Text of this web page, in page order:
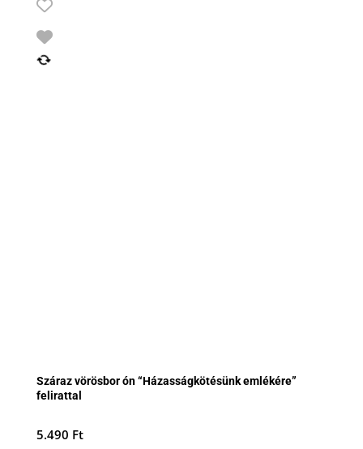
Száraz vörösbor ón “Házasságkötésünk emlékére”
felirattal
5.490 Ft